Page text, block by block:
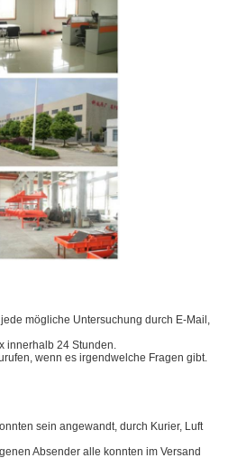
mögliche Untersuchung durch E-Mail,
innerhalb 24 Stunden.
wenn es irgendwelche Fragen gibt.
sein angewandt, durch Kurier, Luft
Absender alle konnten im Versand